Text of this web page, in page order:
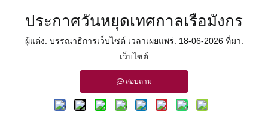
ประกาศวันหยุดเทศกาลเรือมังกร
ผู้แต่ง: บรรณาธิการเว็บไซต์ เวลาเผยแพร่: 18-06-2026 ที่มา:
เว็บไซต์
สอบถาม